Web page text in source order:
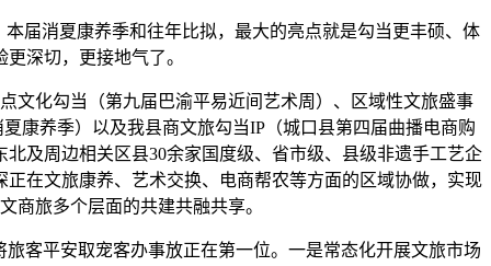
消夏康养季和往年比拟，最大的亮点就是勾当更丰硕、体
更深切，更接地气了。
化勾当（第九届巴渝平易近间艺术周）、区域性文旅盛事
康养季）以及我县商文旅勾当IP（城口县第四届曲播电商购
及周边相关区县30余家国度级、省市级、县级非遗手工艺企
在文旅康养、艺术交换、电商帮农等方面的区域协做，实现
商旅多个层面的共建共融共享。
平安取宠客办事放正在第一位。一是常态化开展文旅市场